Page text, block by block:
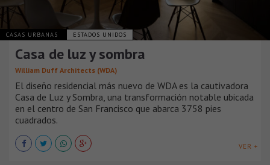
CASAS URBANAS ESTADOS UNIDOS
Casa de luz y sombra
William Duff Architects (WDA)
El diseño residencial más nuevo de WDA es la cautivadora
Casa de Luz y Sombra, una transformación notable ubicada
en el centro de San Francisco que abarca 3758 pies
cuadrados.
VER +